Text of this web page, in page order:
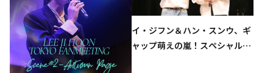
イ・ジフン＆ハン・スンウ、ギ
ャップ萌えの嵐！スペシャルイ